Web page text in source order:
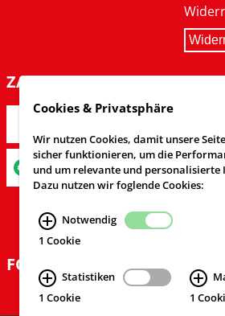
ZAHLARTEN
FOLGEN SIE UNS
Cookies & Privatsphäre
Wir nutzen Cookies, damit unsere
sicher funktionieren, um die
und um relevante und personalisierte
Dazu nutzen wir foglende Cookies:
Notwendig
1 Cookie
Statistiken
1 Cookie
1